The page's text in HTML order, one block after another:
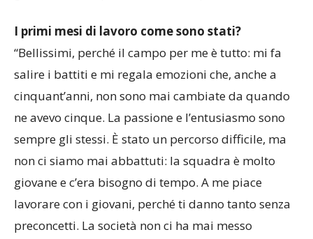
I primi mesi di lavoro come sono stati?
“Bellissimi, perché il campo per me è tutto: mi fa
salire i battiti e mi regala emozioni che, anche a
cinquant’anni, non sono mai cambiate da quando
ne avevo cinque. La passione e l’entusiasmo sono
sempre gli stessi. È stato un percorso difficile, ma
non ci siamo mai abbattuti: la squadra è molto
giovane e c’era bisogno di tempo. A me piace
lavorare con i giovani, perché ti danno tanto senza